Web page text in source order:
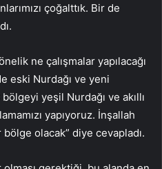
çoğalttık. Bir de
ne çalışmalar yapılacağı
eski Nurdağı ve yeni
yeşil Nurdağı ve akıllı
yapıyoruz. İnşallah
olacak” diye cevapladı.